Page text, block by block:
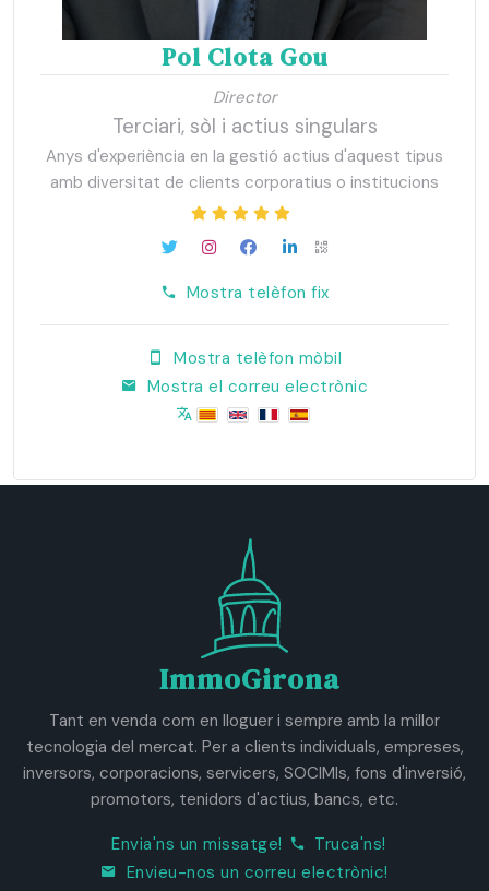
Pol Clota Gou
Director
Terciari, sòl i actius singulars
Anys d'experiència en la gestió actius d'aquest tipus
amb diversitat de clients corporatius o institucions
Mostra telèfon fix
Mostra telèfon mòbil
Mostra el correu electrònic
ImmoGirona
Tant en venda com en lloguer i sempre amb la millor
tecnologia del mercat. Per a clients individuals, empreses,
inversors, corporacions, servicers, SOCIMIs, fons d'inversió,
promotors, tenidors d'actius, bancs, etc.
Envia'ns un missatge!
Truca'ns!
Envieu-nos un correu electrònic!